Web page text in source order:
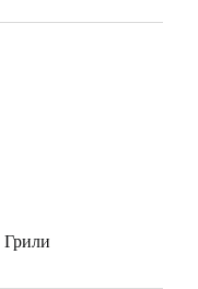
Грили